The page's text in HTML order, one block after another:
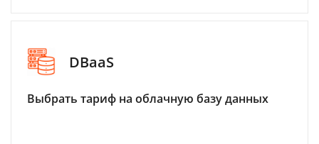
DBaaS
Выбрать тариф на облачную базу данных